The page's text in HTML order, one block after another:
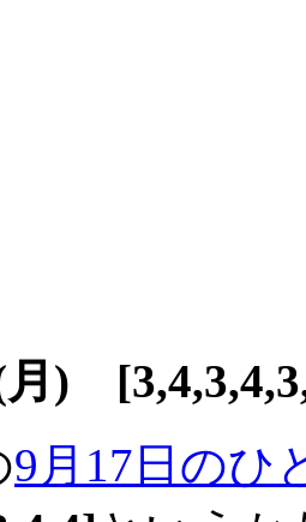
月)
9月17日のひ